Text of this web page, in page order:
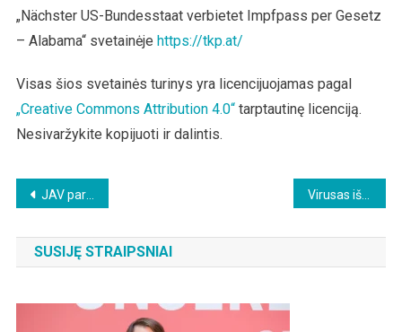
„Nächster US-Bundesstaat verbietet Impfpass per Gesetz
– Alabama“ svetainėje https://tkp.at/
Visas šios svetainės turinys yra licencijuojamas pagal
„Creative Commons Attribution 4.0“tarptautinę licenciją.
Nesivaržykite kopijuoti ir dalintis.
Beitragsnavigation
JAV pareigūnai tiria paauglių širdies ligas po skiepų
SUSIJĘ STRAIPSNIAI